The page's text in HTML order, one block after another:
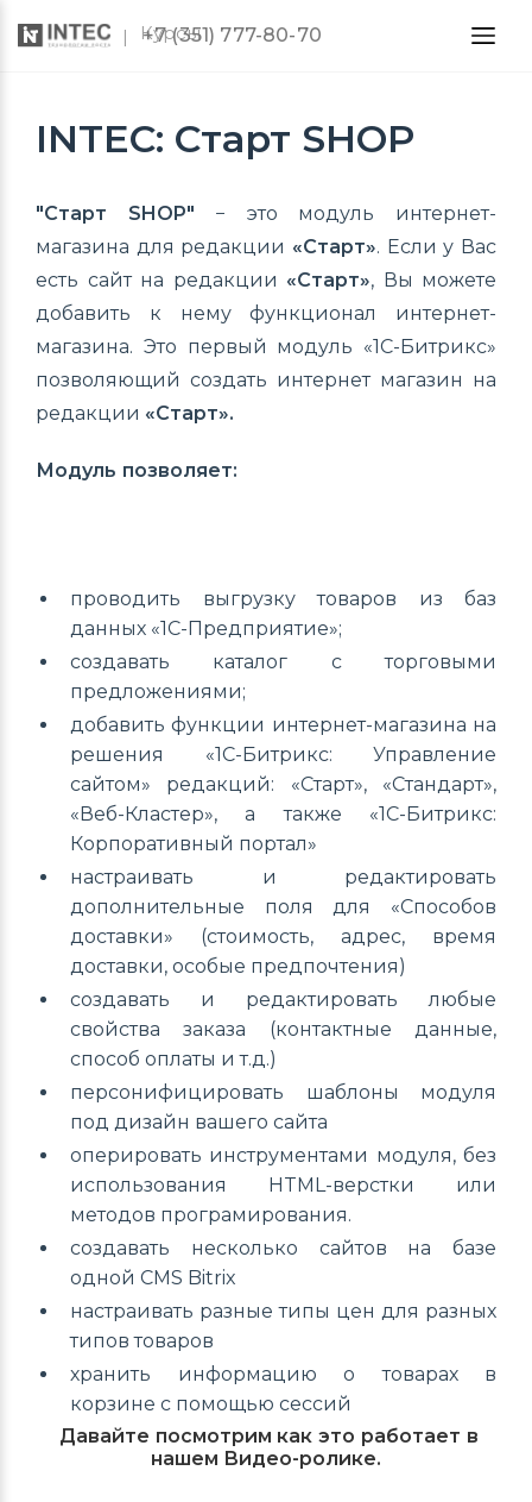
Курсы
+7 (351) 777-80-70
INTEC: Старт SHOP
"Старт SHOP" − это модуль интернет-
магазина для редакции «Старт». Если у Вас
есть сайт на редакции «Старт», Вы можете
добавить к нему функционал интернет-
магазина. Это первый модуль «1С-Битрикс»
позволяющий создать интернет магазин на
редакции «Старт».
Модуль позволяет:
проводить выгрузку товаров из баз
данных «1С-Предприятие»;
создавать каталог с торговыми
предложениями;
добавить функции интернет-магазина на
решения «1С-Битрикс: Управление
сайтом» редакций: «Старт», «Стандарт»,
«Веб-Кластер», а также «1С-Битрикс:
Корпоративный портал»
настраивать и редактировать
дополнительные поля для «Способов
доставки» (стоимость, адрес, время
доставки, особые предпочтения)
создавать и редактировать любые
свойства заказа (контактные данные,
способ оплаты и т.д.)
персонифицировать шаблоны модуля
под дизайн вашего сайта
оперировать инструментами модуля, без
использования HTML-верстки или
методов програмирования.
создавать несколько сайтов на базе
одной CMS Bitrix
настраивать разные типы цен для разных
типов товаров
хранить информацию о товарах в
корзине с помощью сессий
Давайте посмотрим как это работает в
нашем Видео-ролике.